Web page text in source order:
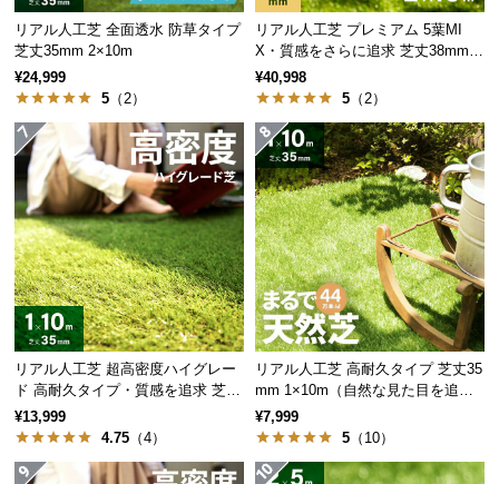
て
お
ポ
ー
ト
お
知
ら
プレーン葉
フレッシュ
21% 21%
ウェーブ葉
グリーン
- 29%
ウェーブ葉
オータムカラー
58% 29%
本物を追及した極細の葉
幅が極細の葉を使用。切り口が細くなることで、リ
アルな見た目と触り心地の良い芝生に仕上げまし
た。
リアル人工芝 全面透水 防草タイプ
芝丈35mm 2×10m
¥24,999
5 （2）
リアル人工芝 プレミアム 5葉MI
X・質感をさらに追求 芝丈38mm 2
×10m
¥40,998
5 （2）
リアル人工芝 超高密度ハイグレー
ド 高耐久タイプ・質感を追求 芝丈
35mm 1×10m
¥13,999
4.75 （4）
リアル人工芝 高耐久タイプ 芝丈35
mm 1×10m（自然な見た目を追
求・U字ピン付属）
¥7,999
5 （10）